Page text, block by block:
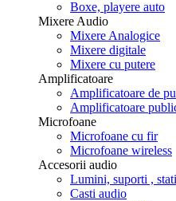
Boxe, playere auto
Mixere Audio
Mixere Analogice
Mixere digitale
Mixere cu putere
Amplificatoare
Amplificatoare de
Amplificatoare
Microfoane
Microfoane cu fir
Microfoane wireless
Accesorii audio
Lumini, suporti ,
Casti audio